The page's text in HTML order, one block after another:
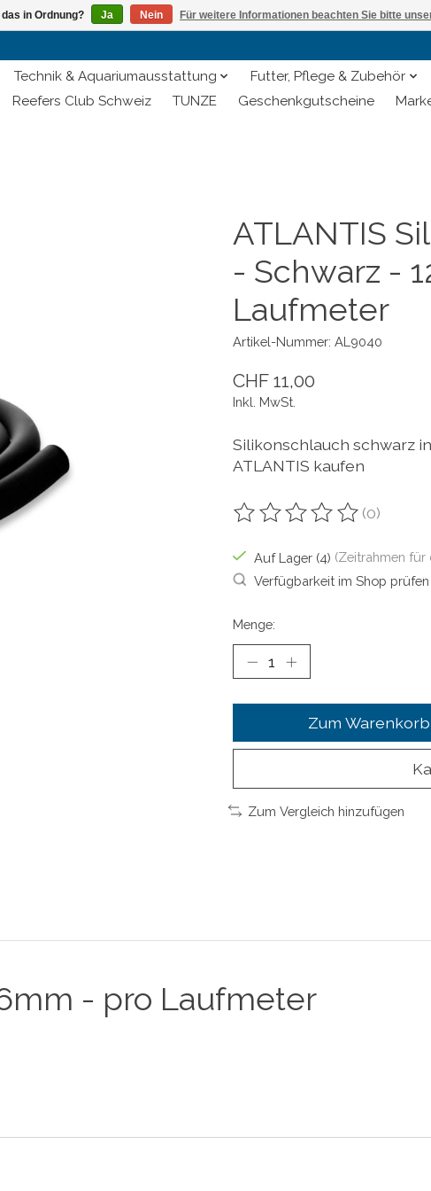
Technik & Aquariumausstattung Futter, Pflege & Zubehör
Reefers Club Schweiz TUNZE Geschenkgutscheine
ATLANTIS
- Schwarz -
Laufmeter
Artikel-Nummer: AL9040
CHF 11,00
Inkl. MwSt.
Silikonschlauch schwarz
ATLANTIS kaufen
Die Bewertung dieses
(0)
Auf Lager (4) (Zeitrahmen für
Verfügbarkeit im Shop prüfen
Menge:
Zum
Zum Vergleich hinzufügen
- pro Laufmeter
in Ordnung? Ja Nein Für weitere Informationen beachten Sie bitte